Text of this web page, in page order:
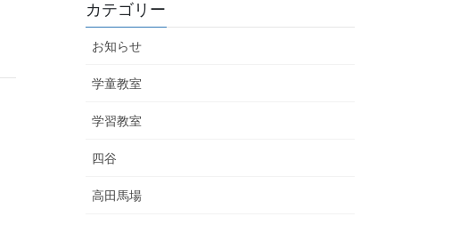
カテゴリー
お知らせ
学童教室
学習教室
四谷
高田馬場